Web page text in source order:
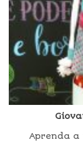
Aprenda a